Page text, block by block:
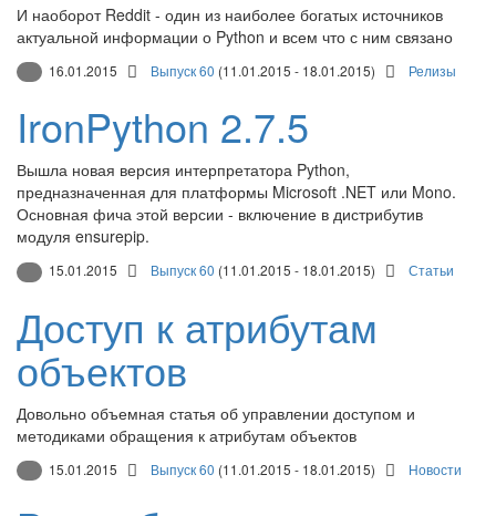
И наоборот Reddit - один из наиболее богатых источников
актуальной информации о Python и всем что с ним связано
16.01.2015 Выпуск 60 (11.01.2015 - 18.01.2015) Релизы
IronPython 2.7.5
Вышла новая версия интерпретатора Python,
предназначенная для платформы Microsoft .NET или Mono.
Основная фича этой версии - включение в дистрибутив
модуля ensurepip.
15.01.2015 Выпуск 60 (11.01.2015 - 18.01.2015) Статьи
Доступ к атрибутам
объектов
Довольно объемная статья об управлении доступом и
методиками обращения к атрибутам объектов
15.01.2015 Выпуск 60 (11.01.2015 - 18.01.2015) Новости